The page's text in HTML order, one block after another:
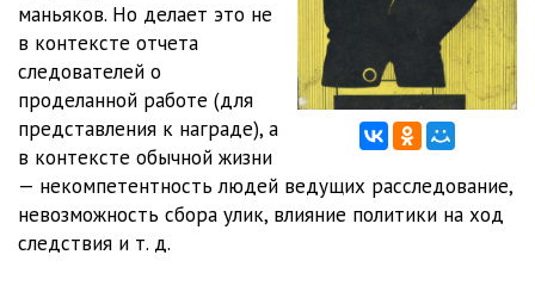
03_02_Gosudarstvennaya tayna - delo Bruno Lyubke 20:42
04_01_Gosudarstvennaya tayna - delo Bruno Lyubke 19:51
04_02_Sensatsionnoe predpriyatie Atilla 28:30
05_01_Sensatsionnoe predpriyatie Atilla
05_02_Diversii na zheleznyh dorogah 20:42
06_01_Diversii na zheleznyh dorogah
маньяков. Но делает это не
в контексте отчета
следователей о
проделанной работе (для
представления к награде), а
в контексте обычной жизни
— некомпетентность людей ведущих расследование,
невозможность сбора улик, влияние политики на ход
следствия и т. д.